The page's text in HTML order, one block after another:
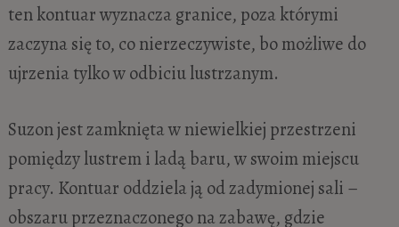
ten kontuar wyznacza granice, poza którymi
zaczyna się to, co nierzeczywiste, bo możliwe do
ujrzenia tylko w odbiciu lustrzanym.
Suzon jest zamknięta w niewielkiej przestrzeni
pomiędzy lustrem i ladą baru, w swoim miejscu
pracy. Kontuar oddziela ją od zadymionej sali –
obszaru przeznaczonego na zabawę, gdzie